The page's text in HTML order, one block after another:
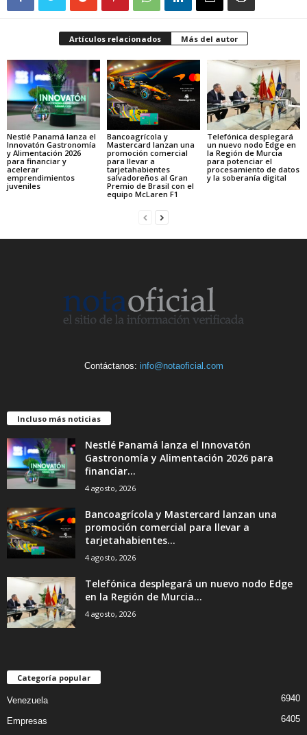
Artículos relacionados Más del autor
Nestlé Panamá lanza el
Innovatón Gastronomía
y Alimentación 2026
para financiar y
acelerar
emprendimientos
juveniles
Bancoagrícola y
Mastercard lanzan una
promoción comercial
para llevar a
tarjetahabientes
salvadoreños al Gran
Premio de Brasil con el
equipo McLaren F1
Telefónica desplegará
un nuevo nodo Edge en
la Región de Murcia
para potenciar el
procesamiento de datos
y la soberanía digital
Contáctanos: info@notaoficial.com
Incluso más noticias
Nestlé Panamá lanza el Innovatón
Gastronomía y Alimentación 2026 para
financiar...
4 agosto, 2026
Bancoagrícola y Mastercard lanzan una
promoción comercial para llevar a
tarjetahabientes...
4 agosto, 2026
Telefónica desplegará un nuevo nodo Edge
en la Región de Murcia...
4 agosto, 2026
Categoría popular
Venezuela 6940
Empresas
6405